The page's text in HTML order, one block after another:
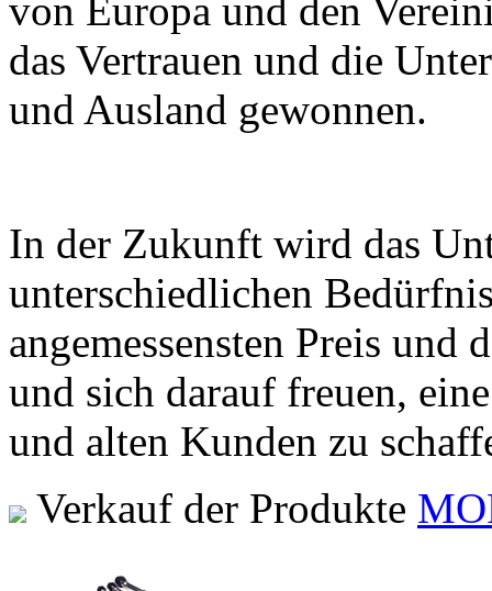
von Europa und den
das Vertrauen und die
und Ausland gewonnen.
In der Zukunft wird das
unterschiedlichen
angemessensten Preis
und sich darauf freuen,
und alten Kunden zu
Verkauf der Produkte